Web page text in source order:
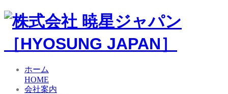
ホーム
HOME
会社案内